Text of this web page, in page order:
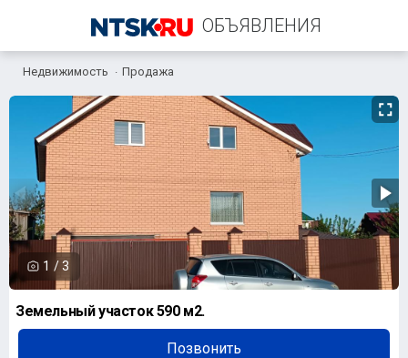
ОБЪЯВЛЕНИЯ
+7 (909) 610-59-09
Недвижимость Продажа
1 / 3
Земельный участок 590 м2.
Позвонить